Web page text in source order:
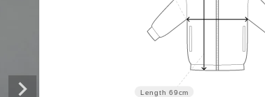
Length 69cm